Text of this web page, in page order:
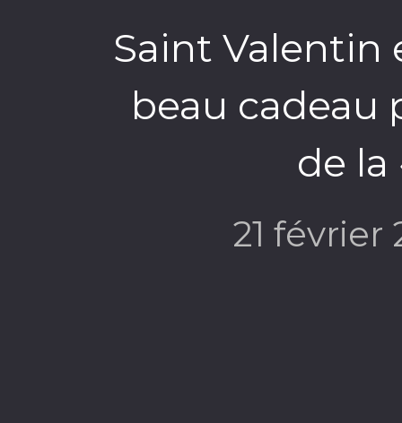
Saint Valentin
beau cadeau
de la
21 février